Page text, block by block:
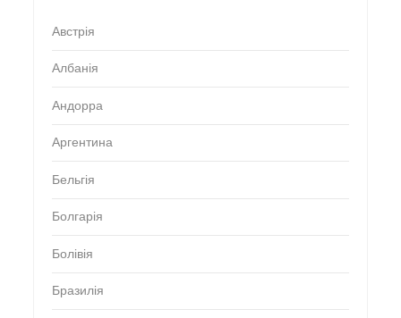
Австрія
Албанія
Андорра
Аргентина
Бельгія
Болгарія
Болівія
Бразилія